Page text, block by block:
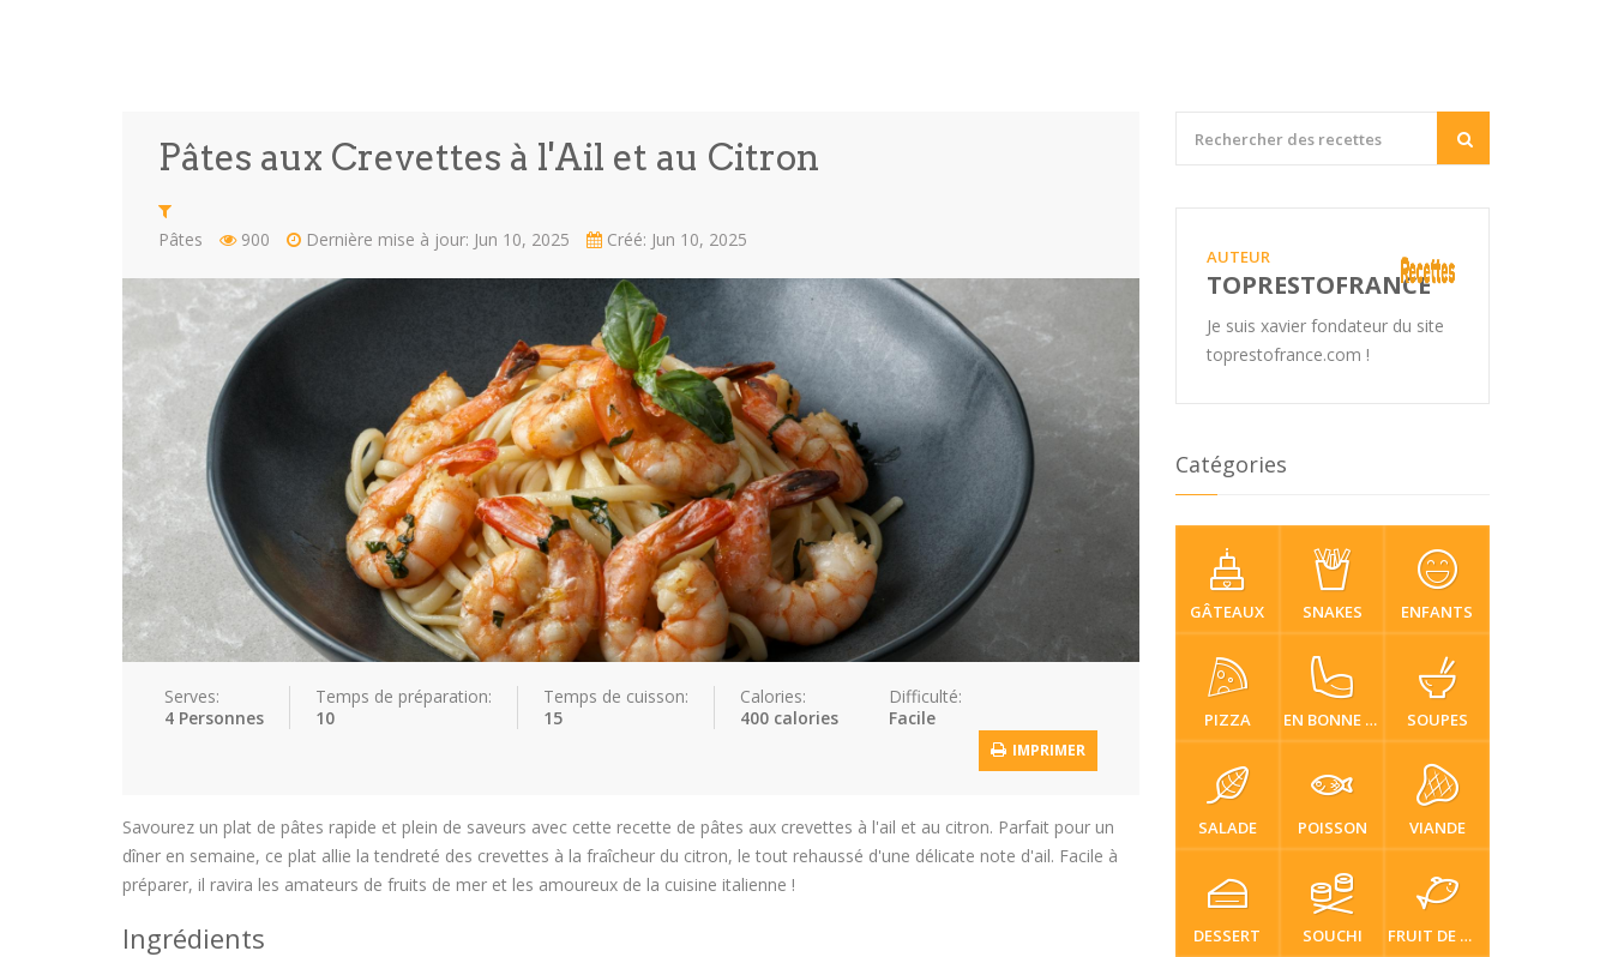
Pâtes aux Crevettes à l'Ail et au Citron
Pâtes 900 Dernière mise à jour: Jun 10, 2025 Créé: Jun 10, 2025
Serves:
4 Personnes
Temps de préparation:
10
Temps de cuisson:
15
Calories:
400 calories
Difficulté:
Facile
IMPRIMER
Savourez un plat de pâtes rapide et plein de saveurs avec cette recette de pâtes aux crevettes à l'ail et au citron. Parfait pour un
dîner en semaine, ce plat allie la tendreté des crevettes à la fraîcheur du citron, le tout rehaussé d'une délicate note d'ail. Facile à
préparer, il ravira les amateurs de fruits de mer et les amoureux de la cuisine italienne !
Ingrédients
AUTEUR
TOPRESTOFRANCE
Je suis xavier fondateur du site
toprestofrance.com !
Catégories
GÂTEAUX SNAKES ENFANTS
PIZZA EN BONNE SANTÉ SOUPES
SALADE POISSON VIANDE
DESSERT SOUCHI FRUIT DE MER